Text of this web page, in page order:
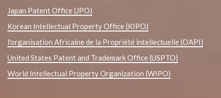
Japan Patent Office (JPO)
Korean Intellectual Property Office (KIPO)
l'organisation Africaine de la Propriété intellectuelle (OAPI)
United States Patent and Trademark Office (USPTO)
World Intellectual Property Organization (WIPO)